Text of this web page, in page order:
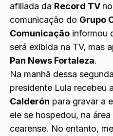
afiliada da Record TV
comunicação do Grupo
Comunicação informou
será exibida na TV, mas
Pan News Fortaleza.
Na manhã dessa
presidente Lula recebeu
Calderón para gravar a
ele se hospedou, na
cearense. No entanto,